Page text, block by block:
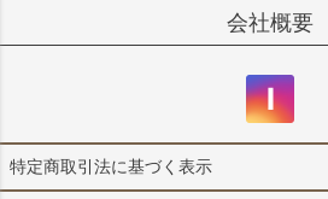
会社概要
特定商取引法に基づく表示